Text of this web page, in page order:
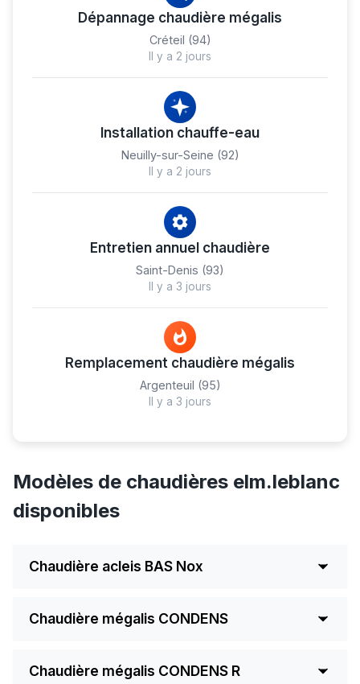
Dépannage chaudière mégalis
Créteil (94)
Il y a 2 jours
Installation chauffe-eau
Neuilly-sur-Seine (92)
Il y a 2 jours
Entretien annuel chaudière
Saint-Denis (93)
Il y a 3 jours
Remplacement chaudière mégalis
Argenteuil (95)
Il y a 3 jours
Modèles de chaudières elm.leblanc
disponibles
Chaudière acleis BAS Nox
Réduction des émissions d'oxydes d'azote
habitations soucieuses de l'environnement.
Chaudière mégalis CONDENS
Chaudière condensation mixte à
Chaudière mégalis CONDENS R